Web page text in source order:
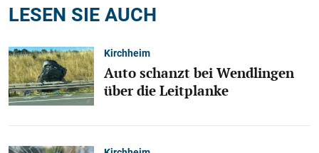
LESEN SIE AUCH
Kirchheim
Auto schanzt bei Wendlingen
über die Leitplanke